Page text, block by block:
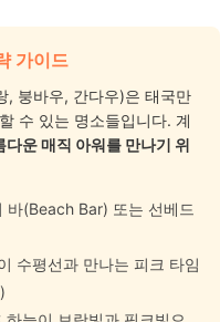
가이드
, 붕바우, 간다우)은 태국만
수 있는 명소들입니다. 계
다운 매직 아워를 만나기 위
바(Beach Bar) 또는 선베드
수평선과 만나는 피크 타임